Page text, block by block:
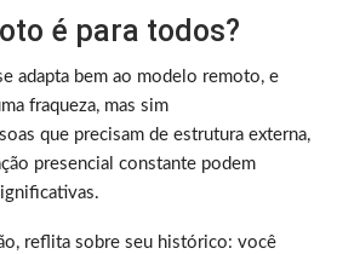
é para todos?
adapta bem ao modelo remoto, e
fraqueza, mas sim
que precisam de estrutura externa,
presencial constante podem
reflita sobre seu histórico: você